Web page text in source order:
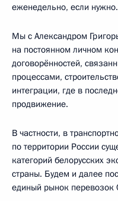
еженедельно, если нужно.
Мы с Александром
на постоянном личном
договорённостей,
процессами,
интеграции, где в
продвижение.
В частности, в
по территории России
категорий белорусских
страны. Будем и далее
единый рынок перевозок